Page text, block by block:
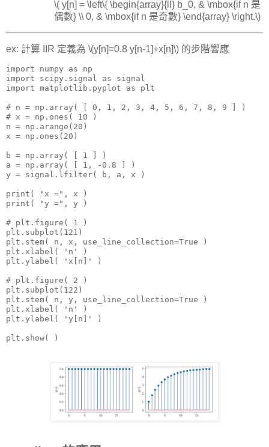
\( y[n] = \left\{ \begin{array}{ll} b_0, & \mbox{if n 是
偶數} \\ 0, & \mbox{if n 是奇數} \end{array} \right.\)
ex: 計算 IIR 定義為 \(y[n]=0.8 y[n-1]+x[n]\) 的步階響應
import numpy as np
import scipy.signal as signal
import matplotlib.pyplot as plt
# n = np.array( [ 0, 1, 2, 3, 4, 5, 6, 7, 8, 9 ] )
# x = np.ones( 10 )
n = np.arange(20)
x = np.ones(20)
b = np.array( [ 1 ] )
a = np.array( [ 1, -0.8 ] )
y = signal.lfilter( b, a, x )
print( "x =", x )
print( "y =", y )
# plt.figure( 1 )
plt.subplot(121)
plt.stem( n, x, use_line_collection=True )
plt.xlabel( 'n' )
plt.ylabel( 'x[n]' )
# plt.figure( 2 )
plt.subplot(122)
plt.stem( n, y, use_line_collection=True )
plt.xlabel( 'n' )
plt.ylabel( 'y[n]' )
plt.show( )